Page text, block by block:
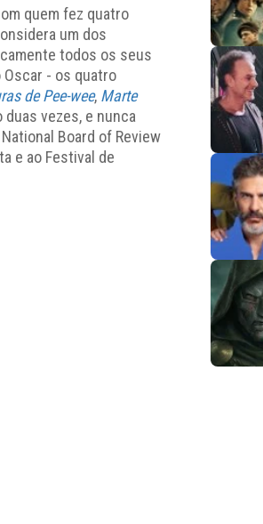
quem fez quatro
um dos
todos os seus
Oscar - os quatro
de Pee-wee, Marte
vezes, e nunca
Board of Review
e ao Festival de